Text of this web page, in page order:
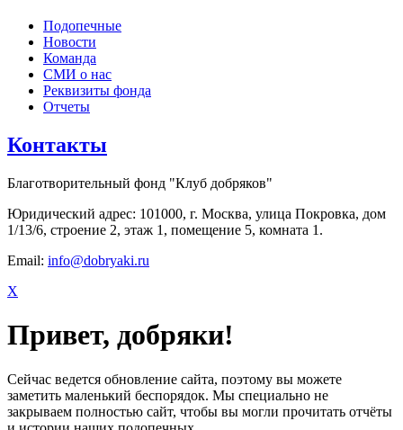
Подопечные
Новости
Команда
СМИ о нас
Реквизиты фонда
Отчеты
Контакты
Благотворительный фонд "Клуб добряков"
Юридический адрес: 101000, г. Москва, улица Покровка, дом
1/13/6, строение 2, этаж 1, помещение 5, комната 1.
Email: info@dobryaki.ru
X
Привет, добряки!
Сейчас ведется обновление сайта, поэтому вы можете
заметить маленький беспорядок. Мы специально не
закрываем полностью сайт, чтобы вы могли прочитать отчёты